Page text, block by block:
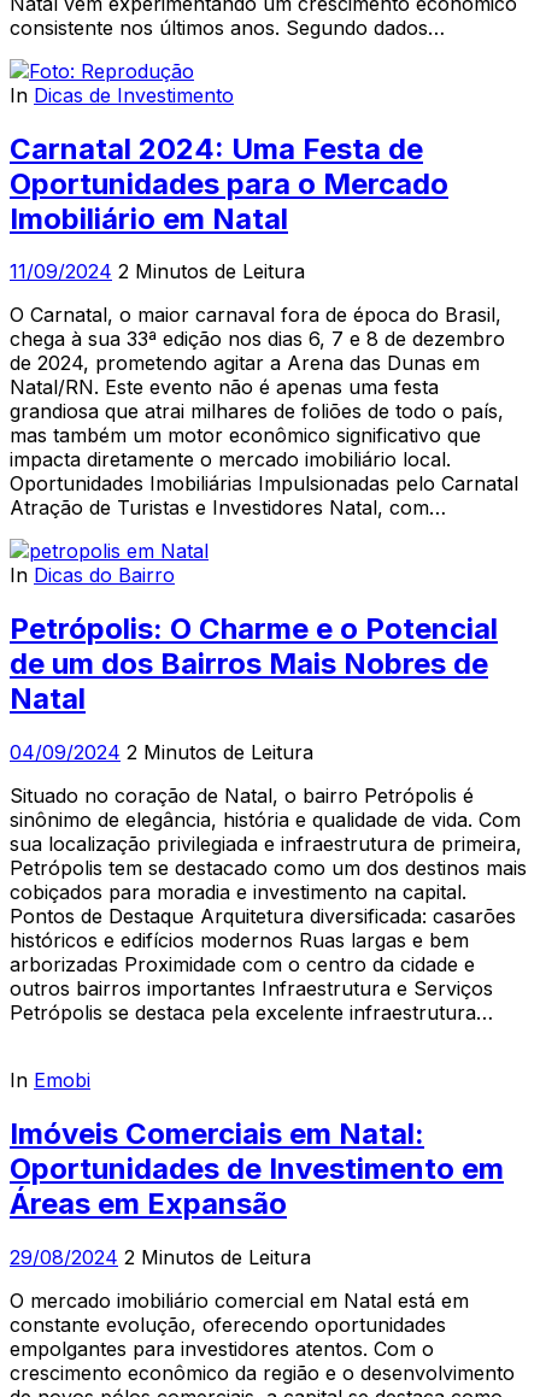
consistente nos últimos anos. Segundo dados…
In Dicas de Investimento
Carnatal 2024: Uma Festa de
Oportunidades para o Mercado
Imobiliário em Natal
11/09/2024 2 Minutos de Leitura
O Carnatal, o maior carnaval fora de época do Brasil,
chega à sua 33ª edição nos dias 6, 7 e 8 de dezembro
de 2024, prometendo agitar a Arena das Dunas em
Natal/RN. Este evento não é apenas uma festa
grandiosa que atrai milhares de foliões de todo o país,
mas também um motor econômico significativo que
impacta diretamente o mercado imobiliário local.
Oportunidades Imobiliárias Impulsionadas pelo Carnatal
Atração de Turistas e Investidores Natal, com…
In Dicas do Bairro
Petrópolis: O Charme e o Potencial
de um dos Bairros Mais Nobres de
Natal
04/09/2024 2 Minutos de Leitura
Situado no coração de Natal, o bairro Petrópolis é
sinônimo de elegância, história e qualidade de vida. Com
sua localização privilegiada e infraestrutura de primeira,
Petrópolis tem se destacado como um dos destinos mais
cobiçados para moradia e investimento na capital.
Pontos de Destaque Arquitetura diversificada: casarões
históricos e edifícios modernos Ruas largas e bem
arborizadas Proximidade com o centro da cidade e
outros bairros importantes Infraestrutura e Serviços
Petrópolis se destaca pela excelente infraestrutura…
In Emobi
Imóveis Comerciais em Natal:
Oportunidades de Investimento em
Áreas em Expansão
29/08/2024 2 Minutos de Leitura
O mercado imobiliário comercial em Natal está em
constante evolução, oferecendo oportunidades
empolgantes para investidores atentos. Com o
crescimento econômico da região e o desenvolvimento